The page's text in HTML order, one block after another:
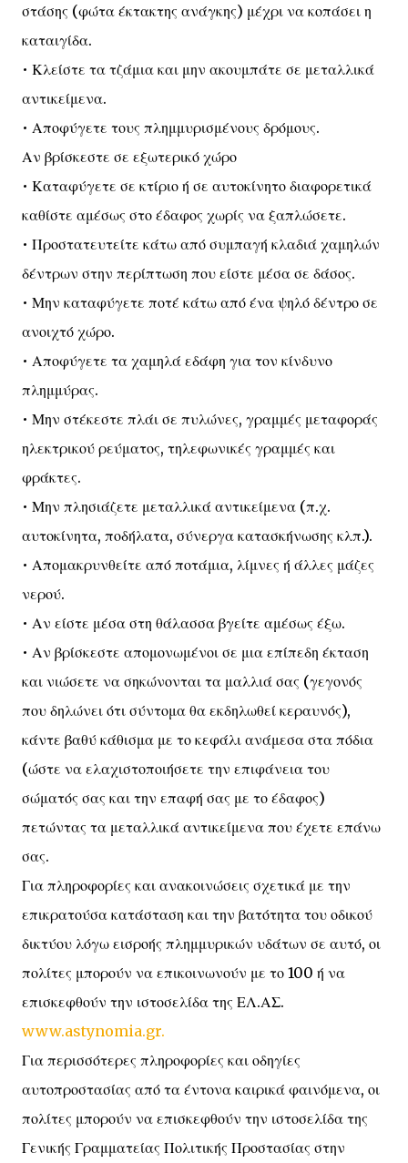
στάσης (φώτα έκτακτης ανάγκης) μέχρι να κοπάσει η
καταιγίδα.
• Κλείστε τα τζάμια και μην ακουμπάτε σε μεταλλικά
αντικείμενα.
• Αποφύγετε τους πλημμυρισμένους δρόμους.
Αν βρίσκεστε σε εξωτερικό χώρο
• Καταφύγετε σε κτίριο ή σε αυτοκίνητο διαφορετικά
καθίστε αμέσως στο έδαφος χωρίς να ξαπλώσετε.
• Προστατευτείτε κάτω από συμπαγή κλαδιά χαμηλών
δέντρων στην περίπτωση που είστε μέσα σε δάσος.
• Μην καταφύγετε ποτέ κάτω από ένα ψηλό δέντρο σε
ανοιχτό χώρο.
• Αποφύγετε τα χαμηλά εδάφη για τον κίνδυνο
πλημμύρας.
• Μην στέκεστε πλάι σε πυλώνες, γραμμές μεταφοράς
ηλεκτρικού ρεύματος, τηλεφωνικές γραμμές και
φράκτες.
• Μην πλησιάζετε μεταλλικά αντικείμενα (π.χ.
αυτοκίνητα, ποδήλατα, σύνεργα κατασκήνωσης κλπ.).
• Απομακρυνθείτε από ποτάμια, λίμνες ή άλλες μάζες
νερού.
• Αν είστε μέσα στη θάλασσα βγείτε αμέσως έξω.
• Αν βρίσκεστε απομονωμένοι σε μια επίπεδη έκταση
και νιώσετε να σηκώνονται τα μαλλιά σας (γεγονός
που δηλώνει ότι σύντομα θα εκδηλωθεί κεραυνός),
κάντε βαθύ κάθισμα με το κεφάλι ανάμεσα στα πόδια
(ώστε να ελαχιστοποιήσετε την επιφάνεια του
σώματός σας και την επαφή σας με το έδαφος)
πετώντας τα μεταλλικά αντικείμενα που έχετε επάνω
σας.
Για πληροφορίες και ανακοινώσεις σχετικά με την
επικρατούσα κατάσταση και την βατότητα του οδικού
δικτύου λόγω εισροής πλημμυρικών υδάτων σε αυτό, οι
πολίτες μπορούν να επικοινωνούν με το 100 ή να
επισκεφθούν την ιστοσελίδα της ΕΛ.ΑΣ.
www.astynomia.gr.
Για περισσότερες πληροφορίες και οδηγίες
αυτοπροστασίας από τα έντονα καιρικά φαινόμενα, οι
πολίτες μπορούν να επισκεφθούν την ιστοσελίδα της
Γενικής Γραμματείας Πολιτικής Προστασίας στην